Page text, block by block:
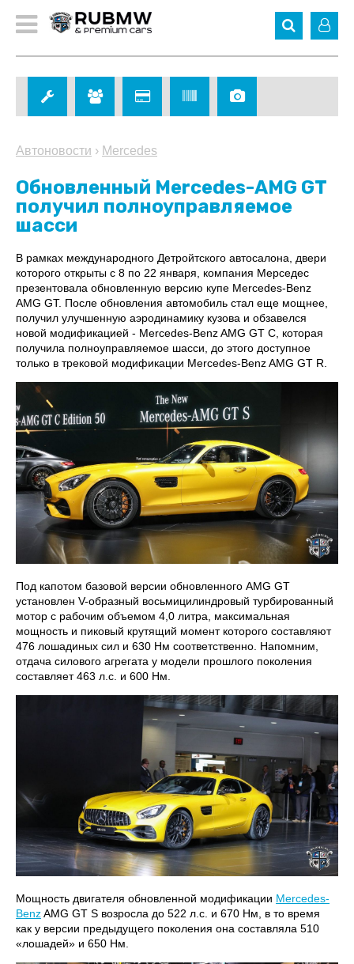
Автоновости › Mercedes
Обновленный Mercedes-AMG GT
получил полноуправляемое
шасси
В рамках международного Детройтского автосалона, двери
которого открыты с 8 по 22 января, компания Мерседес
презентовала обновленную версию купе Mercedes-Benz
AMG GT. После обновления автомобиль стал еще мощнее,
получил улучшенную аэродинамику кузова и обзавелся
новой модификацией - Mercedes-Benz AMG GT C, которая
получила полноуправляемое шасси, до этого доступное
только в трековой модификации Mercedes-Benz AMG GT R.
Под капотом базовой версии обновленного AMG GT
установлен V-образный восьмицилиндровый турбированный
мотор с рабочим объемом 4,0 литра, максимальная
мощность и пиковый крутящий момент которого составляют
476 лошадиных сил и 630 Нм соответственно. Напомним,
отдача силового агрегата у модели прошлого поколения
составляет 463 л.с. и 600 Нм.
Мощность двигателя обновленной модификации Mercedes-
BenzAMG GT S возросла до 522 л.с. и 670 Нм, в то время
как у версии предыдущего поколения она составляла 510
«лошадей» и 650 Нм.